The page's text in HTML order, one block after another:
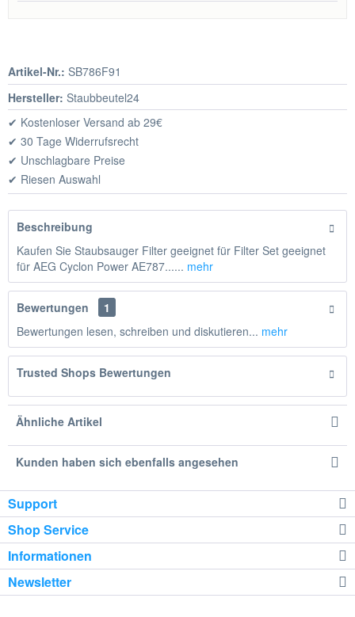
Artikel-Nr.: SB786F91
Hersteller: Staubbeutel24
✔ Kostenloser Versand ab 29€
✔ 30 Tage Widerrufsrecht
✔ Unschlagbare Preise
✔ Riesen Auswahl
Beschreibung
Kaufen Sie Staubsauger Filter geeignet für Filter Set geeignet
für AEG Cyclon Power AE787...... mehr
Bewertungen
1
Bewertungen lesen, schreiben und diskutieren... mehr
Trusted Shops Bewertungen
Ähnliche Artikel
Kunden haben sich ebenfalls angesehen
Support
Shop Service
Informationen
Newsletter